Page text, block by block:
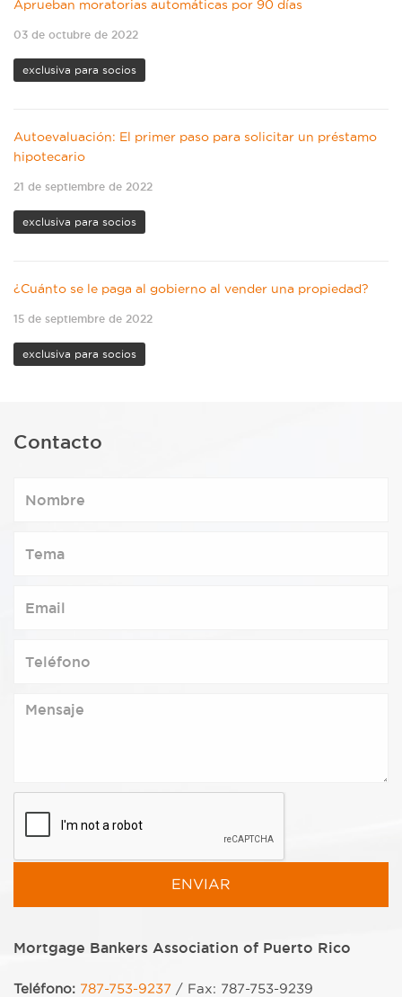
Aprueban moratorias automáticas por 90 días
03 de octubre de 2022
exclusiva para socios
Autoevaluación: El primer paso para solicitar un préstamo
hipotecario
21 de septiembre de 2022
exclusiva para socios
¿Cuánto se le paga al gobierno al vender una propiedad?
15 de septiembre de 2022
exclusiva para socios
Contacto
Mortgage Bankers Association of Puerto Rico
Teléfono: 787-753-9237 / Fax: 787-753-9239